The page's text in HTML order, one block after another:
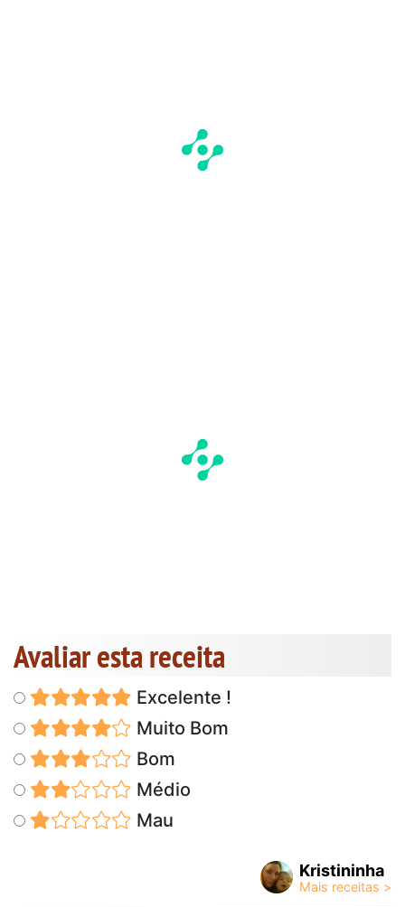
Avaliar esta receita
Excelente !
Muito Bom
Bom
Médio
Mau
Kristininha